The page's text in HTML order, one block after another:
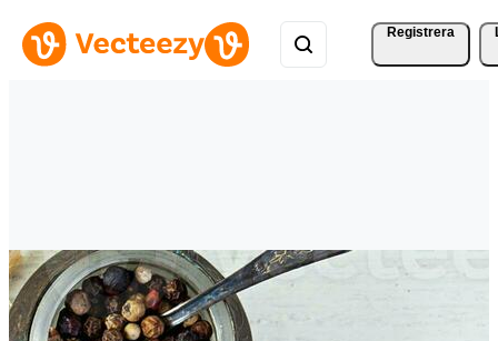
Registrera